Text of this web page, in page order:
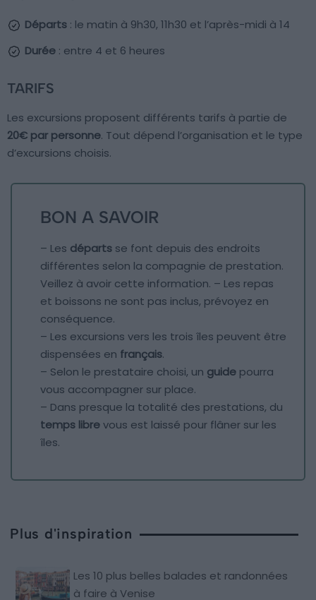
Départs : le matin à 9h30, 11h30 et l’après-midi à 14
Durée : entre 4 et 6 heures
TARIFS
Les excursions proposent différents tarifs à partie de
20€ par personne. Tout dépend l’organisation et le type
d’excursions choisis.
BON A SAVOIR
– Les départs se font depuis des endroits
différentes selon la compagnie de prestation.
Veillez à avoir cette information. – Les repas
et boissons ne sont pas inclus, prévoyez en
conséquence.
– Les excursions vers les trois îles peuvent être
dispensées en français.
– Selon le prestataire choisi, un guide pourra
vous accompagner sur place.
– Dans presque la totalité des prestations, du
temps librevous est laissé pour flâner sur les
îles.
Plus d'inspiration
Les 10 plus belles balades et randonnées
à faire à Venise